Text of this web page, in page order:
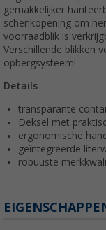
gemakkelijker
schenkopening om
voorraadblik is
Verschillende blikken
opbergsysteem!
Details
transparante
Deksel met
ergonomische
geïntegreerde
robuuste